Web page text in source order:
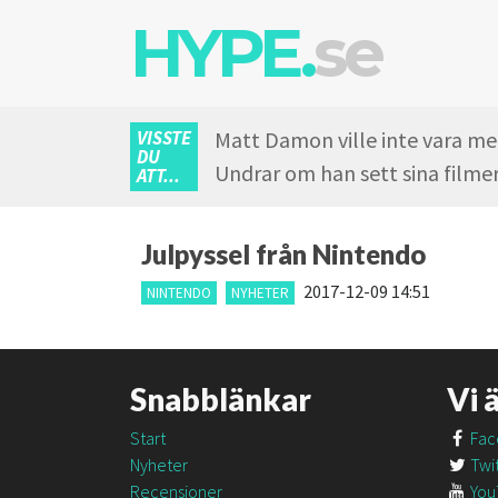
HYPE.se
VISSTE
DU
ATT...
Matt Damon ville inte vara
Undrar om han sett sina
Julpyssel från Nintendo
NINTENDO NYHETER 2017-12-09 14:51
Snabblänkar
Start
Nyheter
Recensioner
Vi